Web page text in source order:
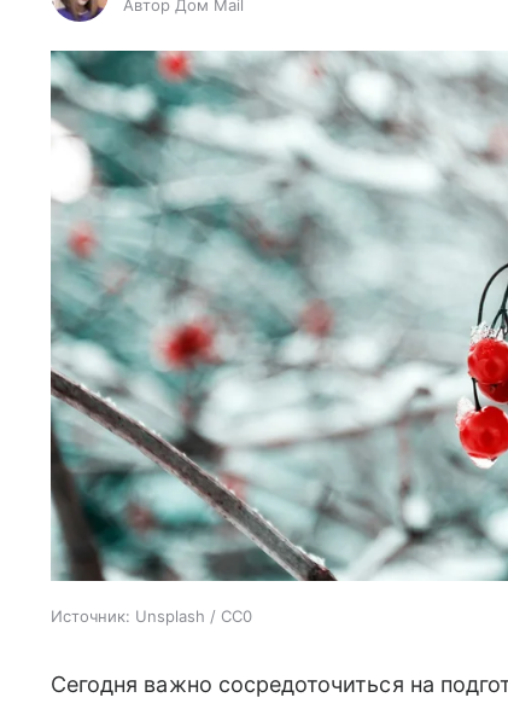
Автор Дом Mail
Источник: Unsplash / CC0
Сегодня важно сосредоточиться на